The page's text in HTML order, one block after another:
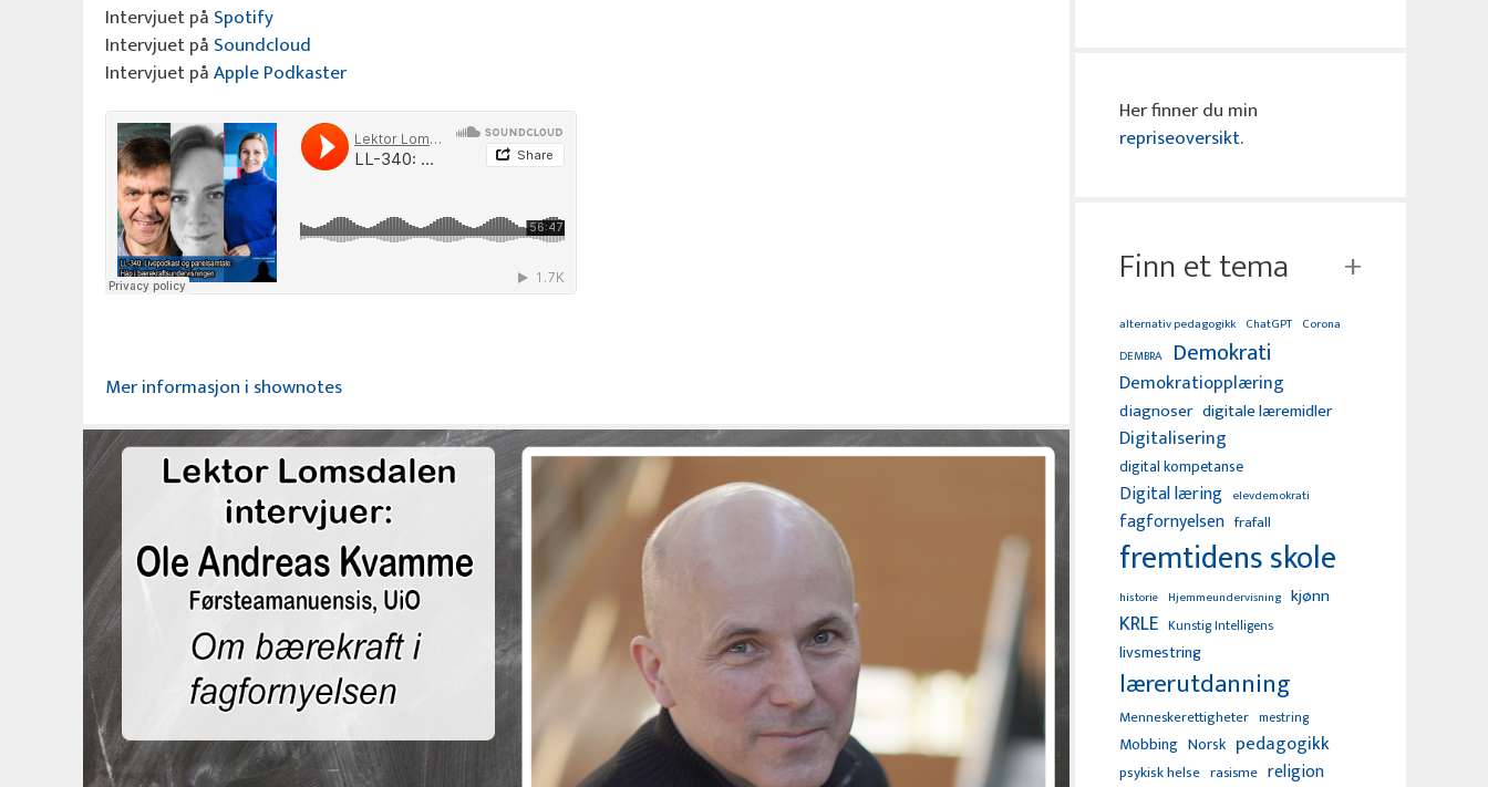
Intervjuet på Spotify
Intervjuet på Soundcloud
Intervjuet påApple Podkaster
Mer informasjon i shownotes
Her finner du min
repriseoversikt.
Finn et tema
alternativ pedagogikk ChatGPT Corona
DEMBRA Demokrati
Demokratiopplæring
diagnoser digitale læremidler
Digitalisering
digital kompetanse
Digital læring elevdemokrati
fagfornyelsen frafall
fremtidens skole
historie Hjemmeundervisning kjønn
KRLE Kunstig Intelligens
livsmestring
lærerutdanning
Menneskerettigheter mestring
Mobbing Norsk pedagogikk
psykisk helse rasisme religion